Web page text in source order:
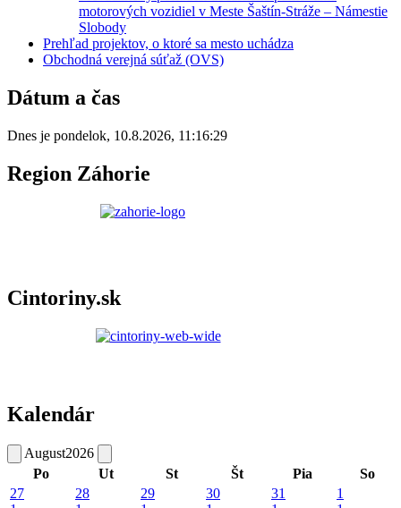
motorových vozidiel v Meste Šaštín-Stráže – Námestie
Slobody
Prehľad projektov, o ktoré sa mesto uchádza
Obchodná verejná súťaž (OVS)
Dátum a čas
Dnes je pondelok, 10.8.2026, 11:16:29
Region Záhorie
Cintoriny.sk
Kalendár
August2026
Po
Ut St Št Pia
So
27
28
29
30
31
1